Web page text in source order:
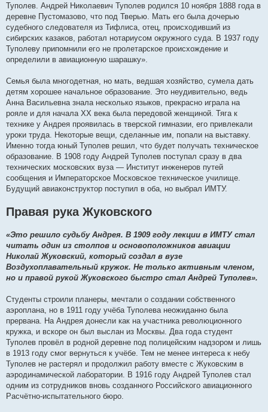
Туполев. Андрей Николаевич Туполев родился 10 ноября 1888 года в
деревне Пустомазово, что под Тверью. Мать его была дочерью
судебного следователя из Тифлиса, отец, происходивший из
сибирских казаков, работал нотариусом окружного суда. В 1937 году
Туполеву припомнили его не пролетарское происхождение и
определили в авиационную шарашку».
Семья была многодетная, но мать, ведшая хозяйство, сумела дать
детям хорошее начальное образование. Это неудивительно, ведь
Анна Васильевна знала несколько языков, прекрасно играла на
рояле и для начала XX века была передовой женщиной. Тяга к
технике у Андрея проявилась в тверской гимназии, его привлекали
уроки труда. Некоторые вещи, сделанные им, попали на выставку.
Именно тогда юный Туполев решил, что будет получать техническое
образование. В 1908 году Андрей Туполев поступал сразу в два
технических московских вуза — Институт инженеров путей
сообщения и Императорское Московское техническое училище.
Будущий авиаконструктор поступил в оба, но выбрал ИМТУ.
Правая рука Жуковского
«Это решило судьбу Андрея. В 1909 году лекции в ИМТУ стал
читать один из столпов и основоположников авиации
Николай Жуковский, который создал в вузе
Воздухоплавательный кружок. Не только активным членом,
но и правой рукой Жуковского быстро стал Андрей Туполев».
Студенты строили планеры, мечтали о создании собственного
аэроплана, но в 1911 году учёба Туполева неожиданно была
прервана. На Андрея донесли как на участника революционного
кружка, и вскоре он был выслан из Москвы. Два года студент
Туполев провёл в родной деревне под полицейским надзором и лишь
в 1913 году смог вернуться к учёбе. Тем не менее интереса к небу
Туполев не растерял и продолжил работу вместе с Жуковским в
аэродинамической лаборатории. В 1916 году Андрей Туполев стал
одним из сотрудников вновь созданного Российского авиационного
Расчётно-испытательного бюро.